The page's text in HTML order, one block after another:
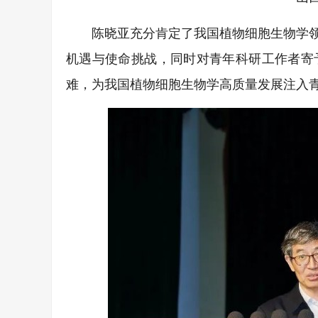
陈晓亚充分肯定了我国植物细胞生物学
机遇与使命挑战，同时对青年科研工作者
难，为我国植物细胞生物学高质量发展注入